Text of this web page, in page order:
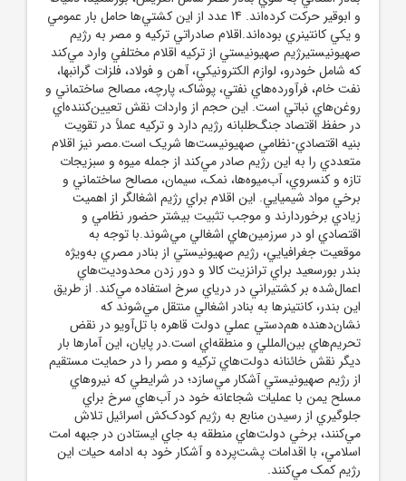
و ابوقير حرکت کرده‌اند. 14 عدد از اين کشتي‌ها حامل بار عمومي
و يکي کانتينري بوده‌اند.اقلام صادراتي ترکيه و مصر به رژيم
صهيونيستيرژيم صهيونيستي از ترکيه اقلام مختلفي وارد مي‌کند
که شامل خودرو، لوازم الکترونيکي، آهن و فولاد، فلزات گرانبها،
نفت خام، فرآورده‌هاي نفتي، پوشاک، پارچه، مصالح ساختماني و
روغن‌هاي نباتي است. اين حجم از واردات نقش تعيين‌کننده‌اي
در حفظ اقتصاد جنگ‌طلبانه رژيم دارد و ترکيه عملاً در تقويت
بنيه اقتصادي-نظامي صهيونيست‌ها شريک است.مصر نيز اقلام
متعددي را به اين رژيم صادر مي‌کند از جمله ميوه و سبزيجات
تازه و کنسروي، آب‌ميوه‌ها، نمک، سيمان، مصالح ساختماني و
برخي مواد شيميايي. اين اقلام براي رژيم اشغالگر از اهميت
زيادي برخوردارند و موجب تثبيت بيشتر حضور نظامي و
اقتصادي او در سرزمين‌هاي اشغالي مي‌شوند.با توجه به
موقعيت جغرافيايي، رژيم صهيونيستي از بنادر مصري به‌ويژه
بندر بورسعيد براي ترانزيت کالا و دور زدن محدوديت‌هاي
اعمال‌شده بر کشتيراني در درياي سرخ استفاده مي‌کند. از طريق
اين بندر، کانتينرها به بنادر اشغالي منتقل مي‌شوند که
نشان‌دهنده هم‌دستي عملي دولت قاهره با تل‌آويو در نقض
تحريم‌هاي بين‌المللي و منطقه‌اي است.در پايان، اين آمارها بار
ديگر نقش خائنانه دولت‌هاي ترکيه و مصر را در حمايت مستقيم
از رژيم صهيونيستي آشکار مي‌سازد؛ در شرايطي که نيروهاي
مسلح يمن با عمليات شجاعانه خود در آب‌هاي سرخ براي
جلوگيري از رسيدن منابع به رژيم کودک‌کش اسرائيل تلاش
مي‌کنند، برخي دولت‌هاي منطقه به جاي ايستادن در جبهه امت
اسلامي، با اقدامات پشت‌پرده و آشکار خود به ادامه حيات اين
رژيم کمک مي‌کنند.